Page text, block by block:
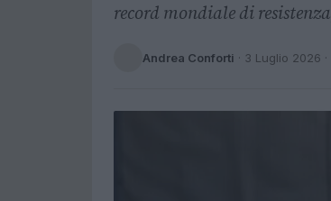
record mondiale di
Andrea Conforti · 3 Luglio 2026